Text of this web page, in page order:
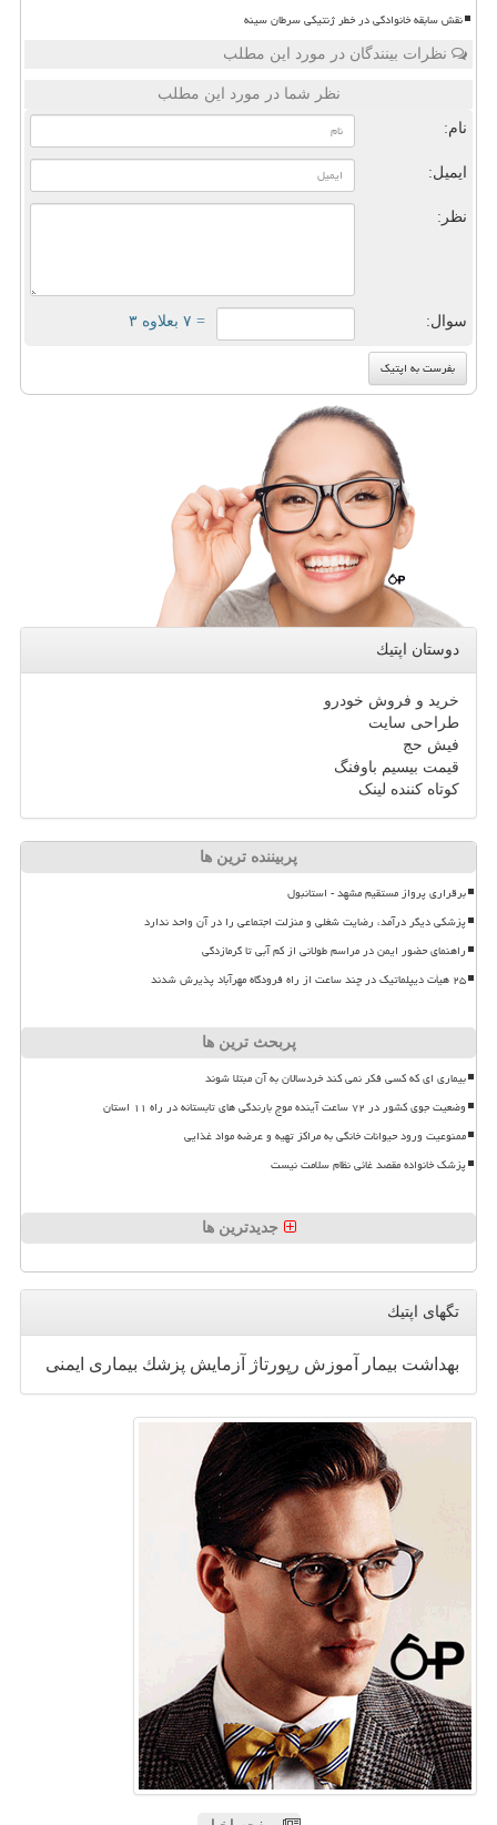
نقش سابقه خانوادگی در خطر ژنتیکی سرطان سینه
نظرات بینندگان در مورد این مطلب
نظر شما در مورد این مطلب
نام:
ایمیل:
نظر:
سوال: = ۷ بعلاوه ۳
دوستان اپتیك
خرید و فروش خودرو
طراحی سایت
فیش حج
قیمت بیسیم باوفنگ
کوتاه کننده لینک
پربیننده ترین ها
برقراری پرواز مستقیم مشهد - استانبول
پزشکی دیگر درآمد، رضایت شغلی و منزلت اجتماعی را در آن واحد ندارد
راهنمای حضور ایمن در مراسم طولانی از کم آبی تا گرمازدگی
۲۵ هیأت دیپلماتیک در چند ساعت از راه فرودگاه مهرآباد پذیرش شدند
پربحث ترین ها
بیماری ای که کسی فکر نمی کند خردسالان به آن مبتلا شوند
وضعیت جوی کشور در ۷۲ ساعت آینده موج بارندگی های تابستانه در راه ۱۱ استان
ممنوعیت ورود حیوانات خانگی به مراکز تهیه و عرضه مواد غذایی
پزشک خانواده مقصد غائی نظام سلامت نیست
جدیدترین ها
تگهای اپتیك
بهداشت بیمار آموزش رپورتاژ آزمایش پزشك بیماری ایمنی